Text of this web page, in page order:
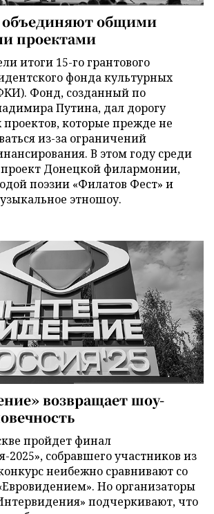
объединяют общими
проектами
итоги 15-го грантового
фонда культурных
Фонд, созданный по
Путина, дал дорогу
которые прежде не
из-за ограничений
В этом году среди
проект Донецкой филармонии,
поэзии «Филатов Фест» и
этношоу.
возвращает шоу-
пройдет финал
2025», собравшего участников из
неибежно сравнивают со
Но организаторы
подчеркивают, что